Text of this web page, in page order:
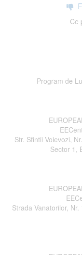
Ce
Program de
Str. Sfintii Voievozi,
Sector 1,
Strada Vanatorilor,